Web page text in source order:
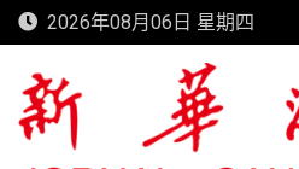
Skip
to
content
2026年08月06日 星期四